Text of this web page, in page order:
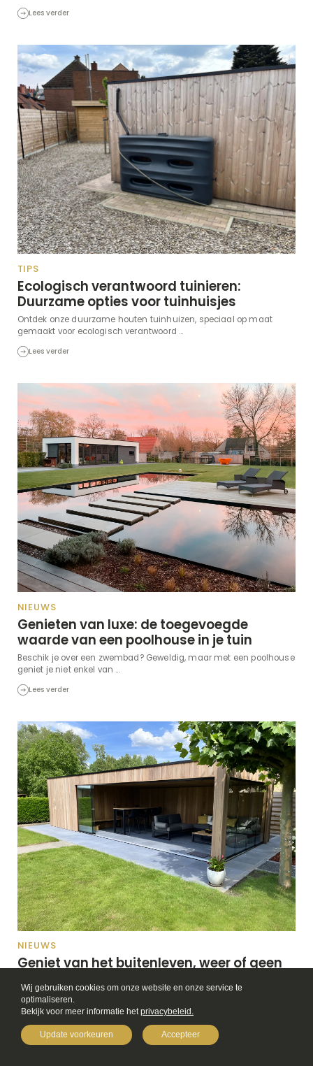
Wij gebruiken cookies om onze website en onze service te
optimaliseren.
Bekijk voor meer informatie het privacybeleid.
Update voorkeuren Accepteer
MAAK EEN AFSPRAAK
Lees verder
TIPS
Ecologisch verantwoord tuinieren:
Duurzame opties voor tuinhuisjes
Ontdek onze duurzame houten tuinhuizen, speciaal op maat
gemaakt voor ecologisch verantwoord ...
Lees verder
NIEUWS
Genieten van luxe: de toegevoegde
waarde van een poolhouse in je tuin
Beschik je over een zwembad? Geweldig, maar met een poolhouse
geniet je niet enkel van ...
Lees verder
NIEUWS
Geniet van het buitenleven, weer of geen
terrasoverkappingen
Geniet langer van je terras met een terrasoverkapping op maat.
Beschermt tegen regen en zon ...
Lees verder